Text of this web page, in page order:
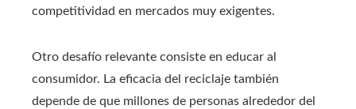
competitividad en mercados muy exigentes.
Otro desafío relevante consiste en educar al
consumidor. La eficacia del reciclaje también
depende de que millones de personas alrededor del